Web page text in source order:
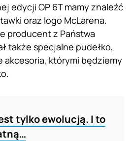
edycji OP 6T mamy znaleźć
oraz logo McLarena.
producent z Państwa
także specjalne pudełko,
akcesoria, którymi będziemy
tylko ewolucją. I to